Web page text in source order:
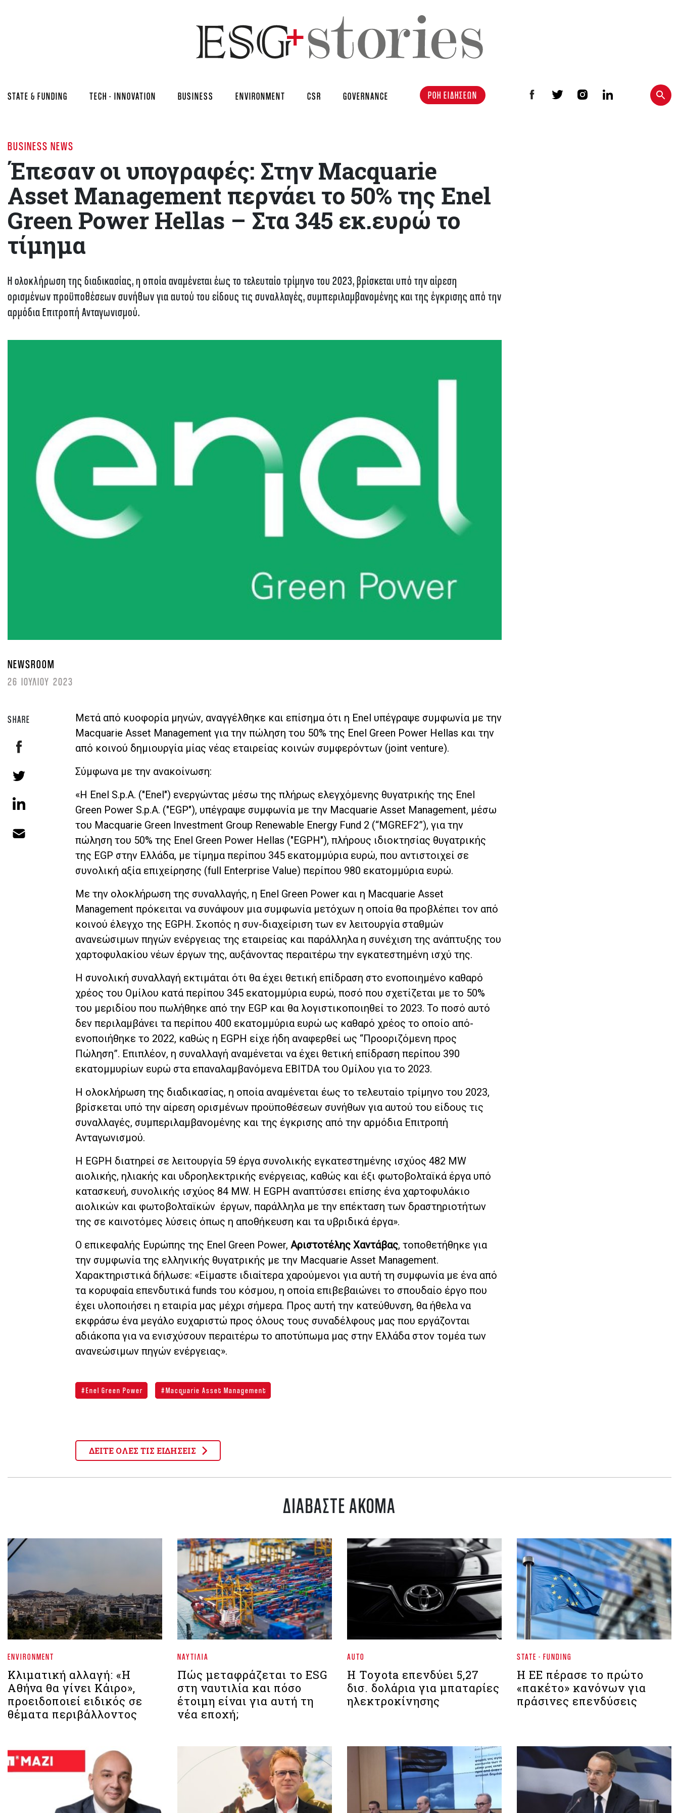
STATE & FUNDING TECH - INNOVATION BUSINESS ENVIRONMENT CSR GOVERNANCE ΡΟΗ ΕΙΔΗΣΕΩΝ
BUSINESS NEWS
Έπεσαν οι υπογραφές: Στην Macquarie
Asset Management περνάει το 50% της Enel
Green Power Hellas – Στα 345 εκ.ευρώ το
τίμημα
Η ολοκλήρωση της διαδικασίας, η οποία αναμένεται έως το τελευταίο τρίμηνο του 2023, βρίσκεται υπό την αίρεση
ορισμένων προϋποθέσεων συνήθων για αυτού του είδους τις συναλλαγές, συμπεριλαμβανομένης και της έγκρισης από την
αρμόδια Επιτροπή Ανταγωνισμού.
NEWSROOM
26 ΙΟΥΛΙΟΥ 2023
SHARE
Μετά από κυοφορία μηνών, αναγγέλθηκε και επίσημα ότι η Enel υπέγραψε συμφωνία με την
Macquarie Asset Management για την πώληση του 50% της Enel Green Power Hellas και την
από κοινού δημιουργία μίας νέας εταιρείας κοινών συμφερόντων (joint venture).
Σύμφωνα με την ανακοίνωση:
«Η Enel S.p.A. ("Enel") ενεργώντας μέσω της πλήρως ελεγχόμενης θυγατρικής της Enel
Green Power S.p.A. ("EGP"), υπέγραψε συμφωνία με την Macquarie Asset Management, μέσω
του Macquarie Green Investment Group Renewable Energy Fund 2 (“MGREF2”), για την
πώληση του 50% της Enel Green Power Hellas ("EGPH"), πλήρους ιδιοκτησίας θυγατρικής
της EGP στην Ελλάδα, με τίμημα περίπου 345 εκατομμύρια ευρώ, που αντιστοιχεί σε
συνολική αξία επιχείρησης (full Enterprise Value) περίπου 980 εκατομμύρια ευρώ.
Με την ολοκλήρωση της συναλλαγής, η Enel Green Power και η Macquarie Asset
Management πρόκειται να συνάψουν μια συμφωνία μετόχων η οποία θα προβλέπει τον από
κοινού έλεγχο της EGPH. Σκοπός η συν-διαχείριση των εν λειτουργία σταθμών
ανανεώσιμων πηγών ενέργειας της εταιρείας και παράλληλα η συνέχιση της ανάπτυξης του
χαρτοφυλακίου νέων έργων της, αυξάνοντας περαιτέρω την εγκατεστημένη ισχύ της.
Η συνολική συναλλαγή εκτιμάται ότι θα έχει θετική επίδραση στο ενοποιημένο καθαρό
χρέος του Ομίλου κατά περίπου 345 εκατομμύρια ευρώ, ποσό που σχετίζεται με το 50%
του μεριδίου που πωλήθηκε από την EGP και θα λογιστικοποιηθεί το 2023. Το ποσό αυτό
δεν περιλαμβάνει τα περίπου 400 εκατομμύρια ευρώ ως καθαρό χρέος το οποίο από-
ενοποιήθηκε το 2022, καθώς η EGPH είχε ήδη αναφερθεί ως “Προοριζόμενη προς
Πώληση”. Επιπλέον, η συναλλαγή αναμένεται να έχει θετική επίδραση περίπου 390
εκατομμυρίων ευρώ στα επαναλαμβανόμενα EBITDA του Ομίλου για το 2023.
Η ολοκλήρωση της διαδικασίας, η οποία αναμένεται έως το τελευταίο τρίμηνο του 2023,
βρίσκεται υπό την αίρεση ορισμένων προϋποθέσεων συνήθων για αυτού του είδους τις
συναλλαγές, συμπεριλαμβανομένης και της έγκρισης από την αρμόδια Επιτροπή
Ανταγωνισμού.
Η EGPH διατηρεί σε λειτουργία 59 έργα συνολικής εγκατεστημένης ισχύος 482 MW
αιολικής, ηλιακής και υδροηλεκτρικής ενέργειας, καθώς και έξι φωτοβολταϊκά έργα υπό
κατασκευή, συνολικής ισχύος 84 MW. Η EGPH αναπτύσσει επίσης ένα χαρτοφυλάκιο
αιολικών και φωτοβολταϊκών έργων, παράλληλα με την επέκταση των δραστηριοτήτων
της σε καινοτόμες λύσεις όπως η αποθήκευση και τα υβριδικά έργα».
O επικεφαλής Ευρώπης της Enel Green Power, Αριστοτέλης Χαντάβας, τοποθετήθηκε για
την συμφωνία της ελληνικής θυγατρικής με την Macquarie Asset Management.
Χαρακτηριστικά δήλωσε: «Είμαστε ιδιαίτερα χαρούμενοι για αυτή τη συμφωνία με ένα από
τα κορυφαία επενδυτικά funds του κόσμου, η οποία επιβεβαιώνει το σπουδαίο έργο που
έχει υλοποιήσει η εταιρία μας μέχρι σήμερα. Προς αυτή την κατεύθυνση, θα ήθελα να
εκφράσω ένα μεγάλο ευχαριστώ προς όλους τους συναδέλφους μας που εργάζονται
αδιάκοπα για να ενισχύσουν περαιτέρω το αποτύπωμα μας στην Ελλάδα στον τομέα των
ανανεώσιμων πηγών ενέργειας».
Enel Green Power Macquarie Asset Management
ΔΕΙΤΕ ΟΛΕΣ ΤΙΣ ΕΙΔΗΣΕΙΣ
ΔΙΑΒΑΣΤΕ ΑΚΟΜΑ
ENVIRONMENT
Κλιματική αλλαγή: «Η
Αθήνα θα γίνει Κάιρο»,
προειδοποιεί ειδικός σε
θέματα περιβάλλοντος
ΝΑΥΤΙΛΊΑ
Πώς μεταφράζεται το ESG
στη ναυτιλία και πόσο
έτοιμη είναι για αυτή τη
νέα εποχή;
AUTO
Η Toyota επενδύει 5,27
δισ. δολάρια για μπαταρίες
ηλεκτροκίνησης
STATE - FUNDING
Η ΕΕ πέρασε το πρώτο
«πακέτο» κανόνων για
πράσινες επενδύσεις